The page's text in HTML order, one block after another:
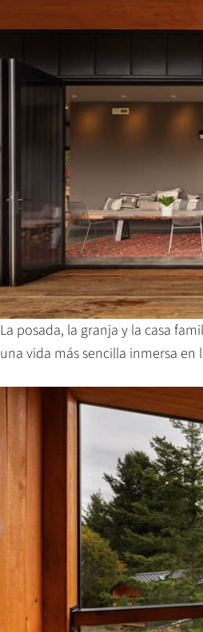
La posada, la granja y la casa
una vida más sencilla inmersa en